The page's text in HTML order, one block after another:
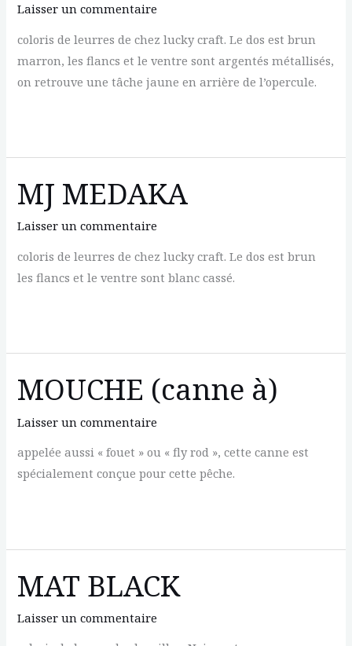
Laisser un commentaire
coloris de leurres de chez lucky craft. Le dos est brun
marron, les flancs et le ventre sont argentés métallisés,
on retrouve une tâche jaune en arrière de l’opercule.
AYU
MJ MEDAKA
Laisser un commentaire
coloris de leurres de chez lucky craft. Le dos est brun
les flancs et le ventre sont blanc cassé.
MEDAKA
MOUCHE (canne à)
Laisser un commentaire
appelée aussi « fouet » ou « fly rod », cette canne est
spécialement conçue pour cette pêche.
(canne
MAT BLACK
Laisser un commentaire